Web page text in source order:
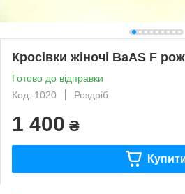
Кросівки жіночі BaAS F
Готово до відправки
Код: 1020
Роздріб
1 400 ₴